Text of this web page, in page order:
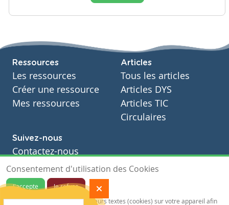
Ressources
Les ressources
Créer une ressource
Mes ressources
Articles
Tous les articles
Articles DYS
Articles TIC
Circulaires
Suivez-nous
Contactez-nous
Soutien scolaire
Notre page Facebook
S'inscrire à notre newsletter
Consentement d'utilisation des Cookies
J'accepte
Je refuse
Notre site sauvegarde des traceurs textes (cookies) sur votre appareil afin